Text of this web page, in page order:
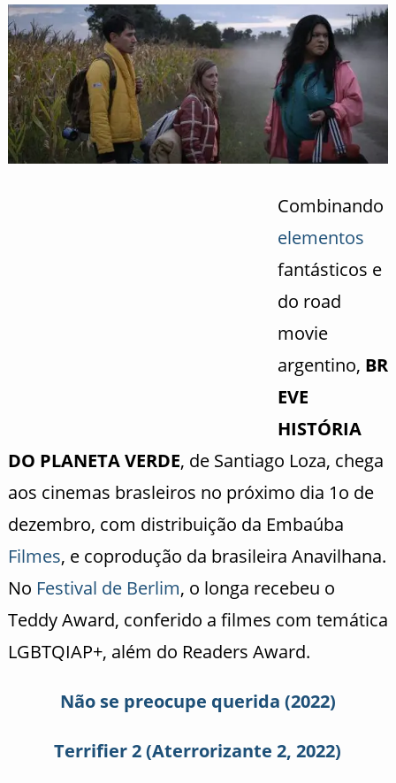
Combinando
elementos
fantásticos e
do road
movie
argentino, BR
EVE
HISTÓRIA
DO PLANETA VERDE, de Santiago Loza, chega
aos cinemas brasleiros no próximo dia 1o de
dezembro, com distribuição da Embaúba
Filmes, e coprodução da brasileira Anavilhana.
No Festival de Berlim, o longa recebeu o
Teddy Award, conferido a filmes com temática
LGBTQIAP+, além do Readers Award.
Não se preocupe querida (2022)
Terrifier 2 (Aterrorizante 2, 2022)